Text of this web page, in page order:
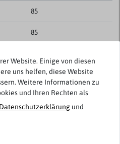
85
85
90
90
Website. Einige von diesen
uns helfen, diese Website
Weitere Informationen zu
und Ihren Rechten als
Daten­schutz­erklärung und